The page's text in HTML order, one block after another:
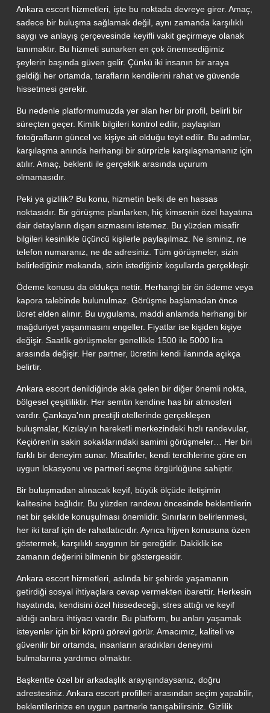
Ankara escort hizmetleri, işte bu noktada devreye girer. Amaç,
sadece bir buluşma sağlamak değil, aynı zamanda karşılıklı
saygı ve anlayış çerçevesinde keyifli vakit geçirmeye olanak
tanımaktır. Bu hizmeti sunarken en çok önemsediğimiz
şeylerin başında güven gelir. Çünkü iki insanın bir araya
geldiği her ortamda, tarafların kendilerini rahat ve güvende
hissetmesi gerekir.
Bu nedenle platformumuzda yer alan her bir profil, belirli bir
süreçten geçer. Kimlik bilgileri kontrol edilir, paylaşılan
fotoğrafların güncel ve kişiye ait olduğu teyit edilir. Bu adımlar,
karşılaşma anında herhangi bir sürprizle karşılaşmamanız için
atılır. Amaç, beklenti ile gerçeklik arasında uçurum
olmamasıdır.
Peki ya gizlilik? Bu konu, hizmetin belki de en hassas
noktasıdır. Bir görüşme planlarken, hiç kimsenin özel hayatına
dair detayların dışarı sızmasını istemez. Bu yüzden misafir
bilgileri kesinlikle üçüncü kişilerle paylaşılmaz. Ne isminiz, ne
telefon numaranız, ne de adresiniz. Tüm görüşmeler, sizin
belirlediğiniz mekanda, sizin istediğiniz koşullarda gerçekleşir.
Ödeme konusu da oldukça nettir. Herhangi bir ön ödeme veya
kapora talebinde bulunulmaz. Görüşme başlamadan önce
ücret elden alınır. Bu uygulama, maddi anlamda herhangi bir
mağduriyet yaşanmasını engeller. Fiyatlar ise kişiden kişiye
değişir. Saatlik görüşmeler genellikle 1500 ile 5000 lira
arasında değişir. Her partner, ücretini kendi ilanında açıkça
belirtir.
Ankara escort denildiğinde akla gelen bir diğer önemli nokta,
bölgesel çeşitliliktir. Her semtin kendine has bir atmosferi
vardır. Çankaya'nın prestijli otellerinde gerçekleşen
buluşmalar, Kızılay'ın hareketli merkezindeki hızlı randevular,
Keçiören'in sakin sokaklarındaki samimi görüşmeler… Her biri
farklı bir deneyim sunar. Misafirler, kendi tercihlerine göre en
uygun lokasyonu ve partneri seçme özgürlüğüne sahiptir.
Bir buluşmadan alınacak keyif, büyük ölçüde iletişimin
kalitesine bağlıdır. Bu yüzden randevu öncesinde beklentilerin
net bir şekilde konuşulması önemlidir. Sınırların belirlenmesi,
her iki taraf için de rahatlatıcıdır. Ayrıca hijyen konusuna özen
göstermek, karşılıklı saygının bir gereğidir. Dakiklik ise
zamanın değerini bilmenin bir göstergesidir.
Ankara escort hizmetleri, aslında bir şehirde yaşamanın
getirdiği sosyal ihtiyaçlara cevap vermekten ibarettir. Herkesin
hayatında, kendisini özel hissedeceği, stres attığı ve keyif
aldığı anlara ihtiyacı vardır. Bu platform, bu anları yaşamak
isteyenler için bir köprü görevi görür. Amacımız, kaliteli ve
güvenilir bir ortamda, insanların aradıkları deneyimi
bulmalarına yardımcı olmaktır.
Başkentte özel bir arkadaşlık arayışındaysanız, doğru
adrestesiniz. Ankara escort profilleri arasından seçim yapabilir,
beklentilerinize en uygun partnerle tanışabilirsiniz. Gizlilik